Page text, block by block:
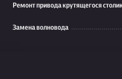
Ремонт привода крутящегося
Замена волновода